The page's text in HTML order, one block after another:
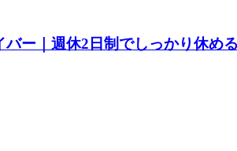
ー｜週休2日制でしっかり休